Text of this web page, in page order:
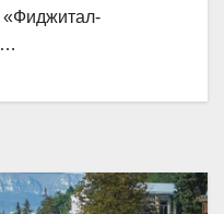
«Фиджитал-